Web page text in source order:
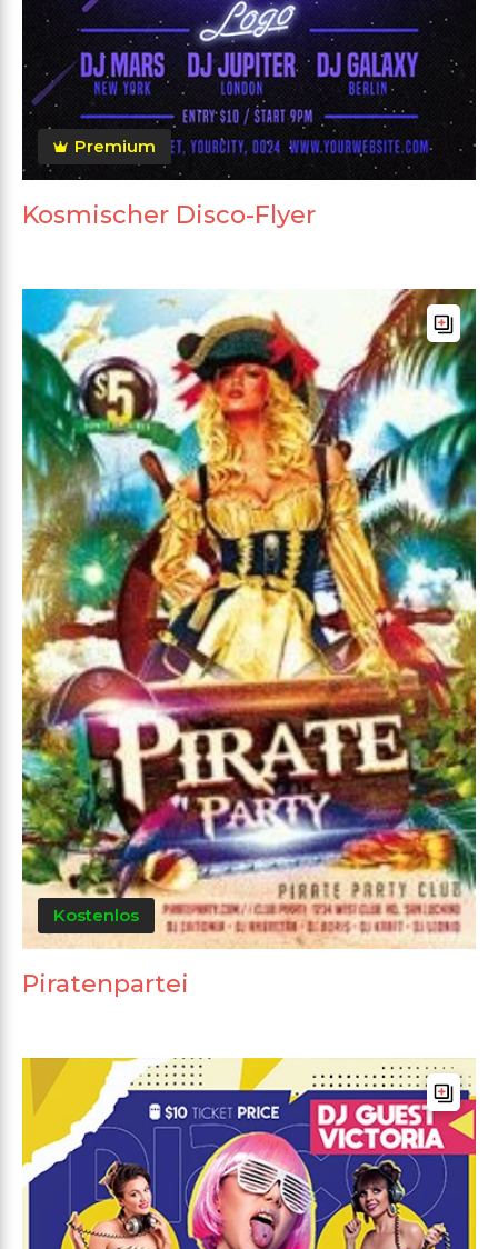
Premium
Kosmischer Disco-Flyer
Kostenlos
Piratenpartei